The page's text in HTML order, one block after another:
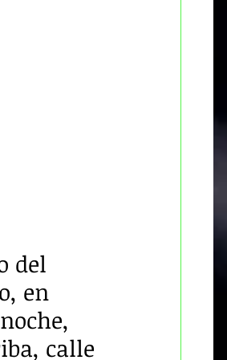
del
en
calle